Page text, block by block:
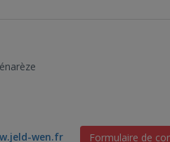
wen.fr
Formulaire de